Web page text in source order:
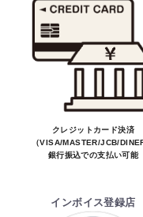
い、商品の価格
絡をしてからの
そのため、ご
合しない場合
※商品はメー
変わる場合があ
※商品は予告
場合があります
でお受けして
クレジットカード決済
（VISA/MASTER/JCB/
銀行振込での支払い可能
インボイス登録店